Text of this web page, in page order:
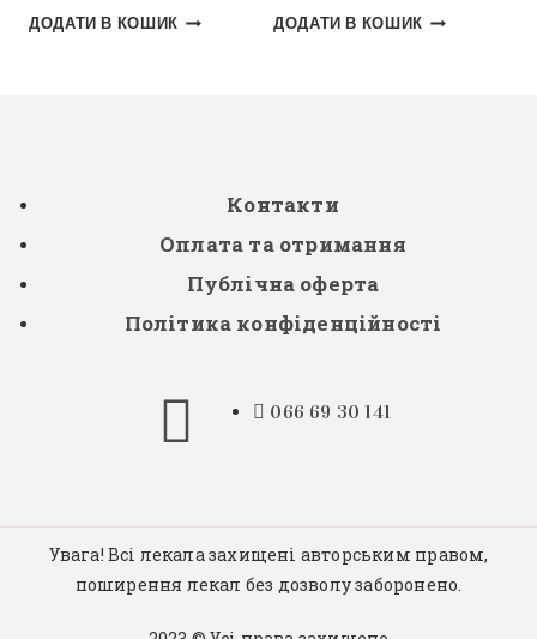
ДОДАТИ В КОШИК ДОДАТИ В КОШИК
Контакти
Оплата та отримання
Публічна оферта
Політика конфіденційності
066 69 30 141
Увага! Всі лекала захищені авторським правом,
поширення лекал без дозволу заборонено.